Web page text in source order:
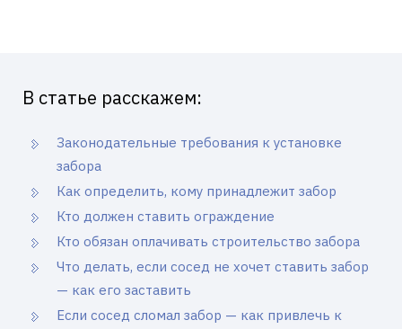
В статье расскажем:
Законодательные требования к установке
забора
Как определить, кому принадлежит забор
Кто должен ставить ограждение
Кто обязан оплачивать строительство забора
Что делать, если сосед не хочет ставить забор
— как его заставить
Если сосед сломал забор — как привлечь к